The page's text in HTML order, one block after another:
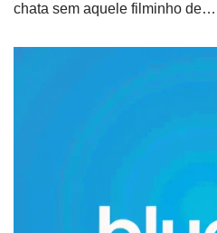
chata sem aquele filminho de…